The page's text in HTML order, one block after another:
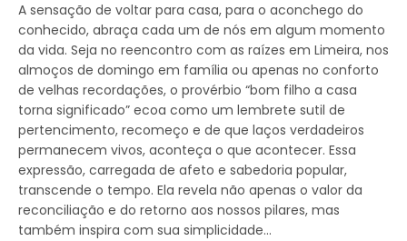
A sensação de voltar para casa, para o aconchego do
conhecido, abraça cada um de nós em algum momento
da vida. Seja no reencontro com as raízes em Limeira, nos
almoços de domingo em família ou apenas no conforto
de velhas recordações, o provérbio “bom filho a casa
torna significado” ecoa como um lembrete sutil de
pertencimento, recomeço e de que laços verdadeiros
permanecem vivos, aconteça o que acontecer. Essa
expressão, carregada de afeto e sabedoria popular,
transcende o tempo. Ela revela não apenas o valor da
reconciliação e do retorno aos nossos pilares, mas
também inspira com sua simplicidade…